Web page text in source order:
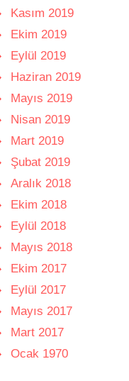
Kasım 2019
Ekim 2019
Eylül 2019
Haziran 2019
Mayıs 2019
Nisan 2019
Mart 2019
Şubat 2019
Aralık 2018
Ekim 2018
Eylül 2018
Mayıs 2018
Ekim 2017
Eylül 2017
Mayıs 2017
Mart 2017
Ocak 1970